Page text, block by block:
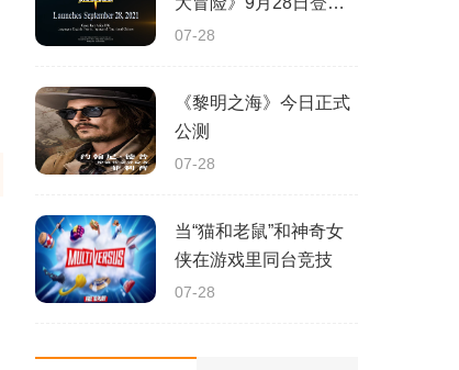
苹果谷歌应用商店
07-28
《黎明之海》今日正式
公测
07-28
当“猫和老鼠”和神奇女
侠在游戏里同台竞技
07-28